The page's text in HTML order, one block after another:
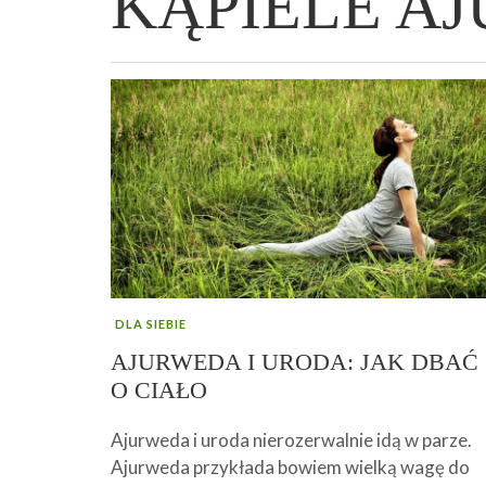
WIELKANOCNA BABKA DROŻDŻOWA –
„TRZYGODZINNA”
„PRZEMIANA” PODRÓŻ DO SIŁY I
WOLNOŚCI :)
GENIALNY ZAKWAS Z BURAKÓW
ROBOTY – WZMACNIA KREW I
AFIRMACJE – TWORZENIE DOBREGO
ŻYCIA!
DLA SIEBIE
AJURWEDA I URODA: JAK DBAĆ
O CIAŁO
Ajurweda i uroda nierozerwalnie idą w parze.
Ajurweda przykłada bowiem wielką wagę do